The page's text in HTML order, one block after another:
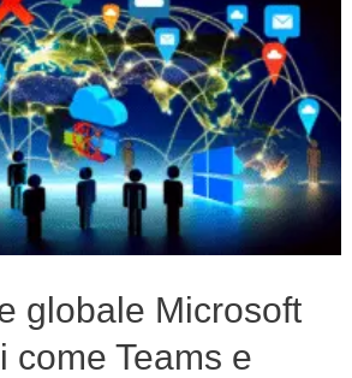
globale Microsoft
come Teams e